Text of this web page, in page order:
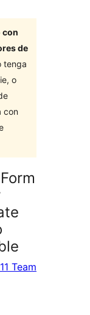
con
de
tenga
o
con
Team